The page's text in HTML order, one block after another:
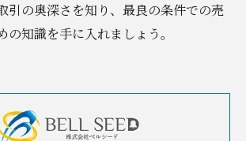
引の奥深さを知り、最良の条件での売
の知識を手に入れましょう。